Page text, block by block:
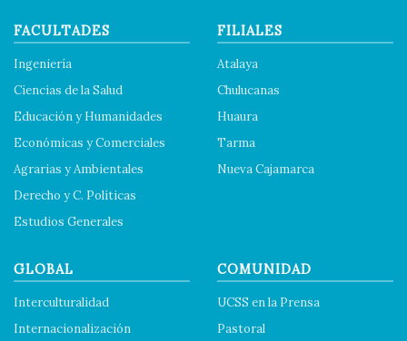
FACULTADES
Ingeniería
Ciencias de la Salud
Educación y Humanidades
Económicas y Comerciales
Agrarias y Ambientales
Derecho y C. Políticas
Estudios Generales
FILIALES
Atalaya
Chulucanas
Huaura
Tarma
Nueva Cajamarca
GLOBAL
Interculturalidad
Internacionalización
COMUNIDAD
UCSS en la Prensa
Pastoral